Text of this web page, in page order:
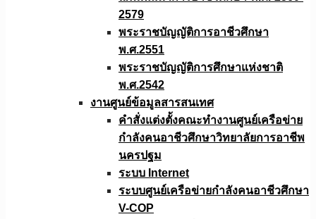
2579
พระราชบัญญัติการอาชีวศึกษา
พ.ศ.2551
พระราชบัญญัติการศึกษาแห่งชาติ
พ.ศ.2542
งานศูนย์ข้อมูลสารสนเทศ
คำสั่งแต่งตั้งคณะทำงานศูนย์เครือข่าย
กำลังคนอาชีวศึกษาวิทยาลัยการอาชีพ
นครปฐม
ระบบ Internet
ระบบศูนย์เครือข่ายกำลังคนอาชีวศึกษา
V-COP